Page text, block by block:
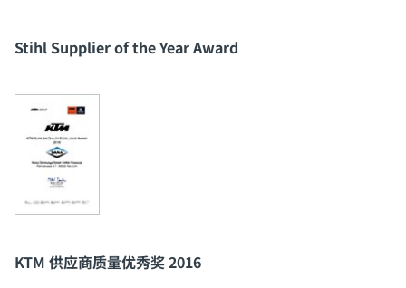
Stihl Supplier of the Year Award
KTM 供应商质量优秀奖 2016